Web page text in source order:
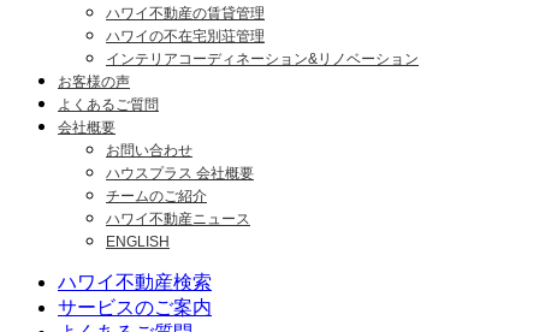
ハワイ不動産の賃貸管理
ハワイの不在宅別荘管理
インテリアコーディネーション&リノベーション
お客様の声
よくあるご質問
会社概要
お問い合わせ
ハウスプラス 会社概要
チームのご紹介
ハワイ不動産ニュース
ENGLISH
ハワイ不動産検索
サービスのご案内